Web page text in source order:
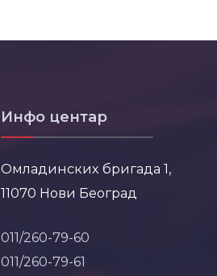
Инфо центар
Омладинских бригада 1,
11070 Нови Београд
011/260-79-60
011/260-79-61